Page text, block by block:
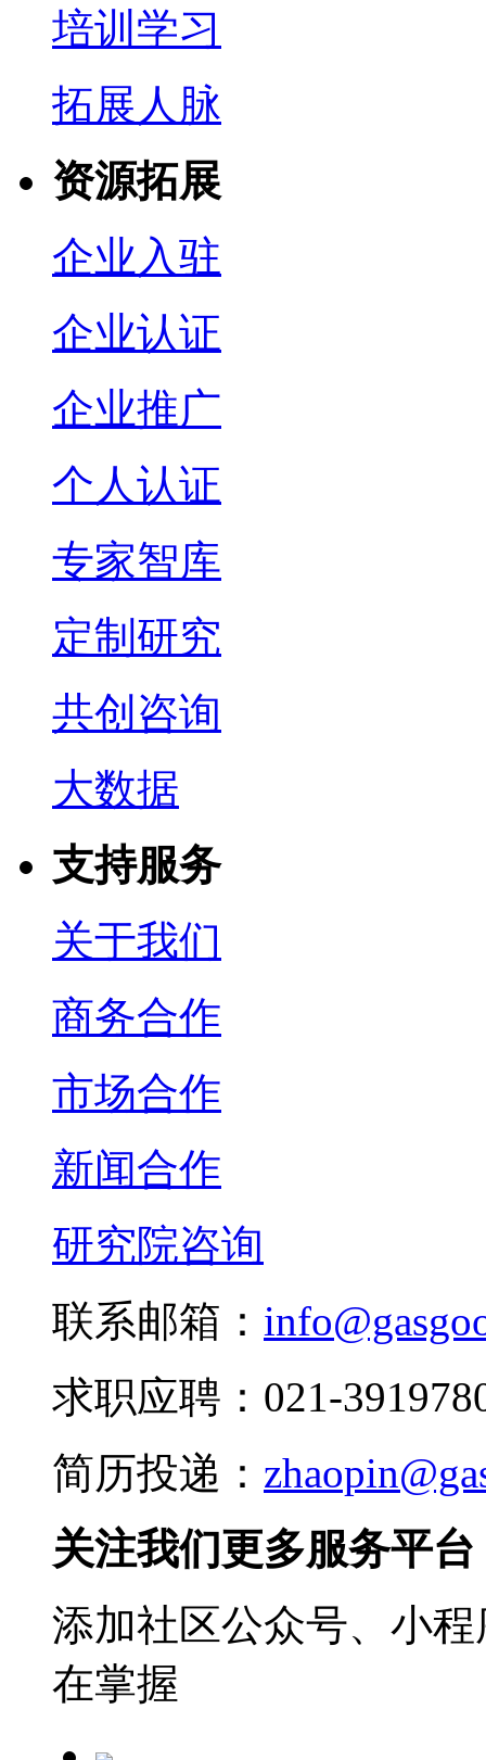
培训学习
拓展人脉
资源拓展
企业入驻
企业认证
企业推广
个人认证
专家智库
定制研究
共创咨询
大数据
支持服务
关于我们
商务合作
市场合作
新闻合作
研究院咨询
联系邮箱：
求职应聘：021-
简历投递：
关注我们更多服务平台
添加社区公众号、小
在掌握